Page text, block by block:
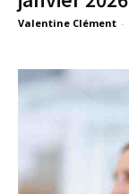
Valentine Clément -